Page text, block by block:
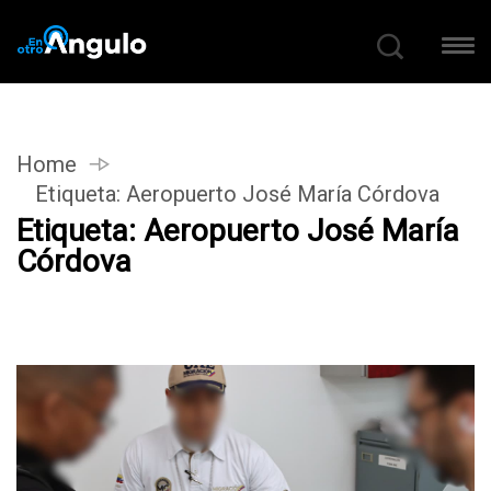
Home
Etiqueta: Aeropuerto José María Córdova
Etiqueta: Aeropuerto José María
Córdova